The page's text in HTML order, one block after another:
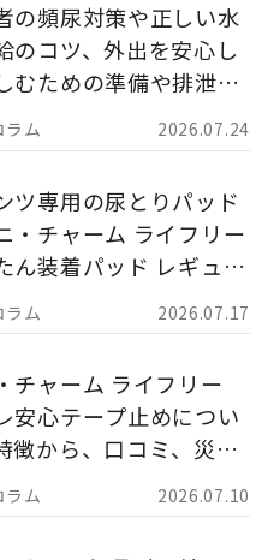
2026.07.24
の頻尿対策や正しい水
のコツ、外出を安心し
むための準備や排泄ケ
の選び方を解説しま
2026.07.17
ツ専用の尿とりパッド
・チャーム ライフリー
ん装着パッド レギュラ
162枚」について解説し
2026.07.10
チャーム ライフリー
安心テープ止めについ
徴から、口コミ、災害
しての活用法まで分か
く解説します。